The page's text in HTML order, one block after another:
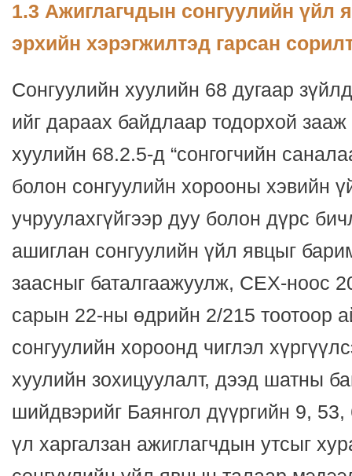
1.3 Ажиглагчдын сонгуулийн үйл
эрхийн хэрэгжилтэд гарсан
Сонгуулийн хуулийн 68 дугаар
ийг дараах байдлаар тодорхой зааж
хуулийн 68.2.5-д “сонгогчийн
болон сонгуулийн хорооны хэвийн
учруулахгүйгээр дуу болон дүрс
ашиглан сонгуулийн үйл явцыг
заасныг баталгаажуулж, СЕХ-ноос
сарын 22-ны өдрийн 2/215 тоотоор
сонгуулийн хороонд чиглэл
хуулийн зохицуулалт, дээд шатны
шийдвэрийг Баянгол дүүргийн 9, 53,
үл харгалзан ажиглагчдын утсыг